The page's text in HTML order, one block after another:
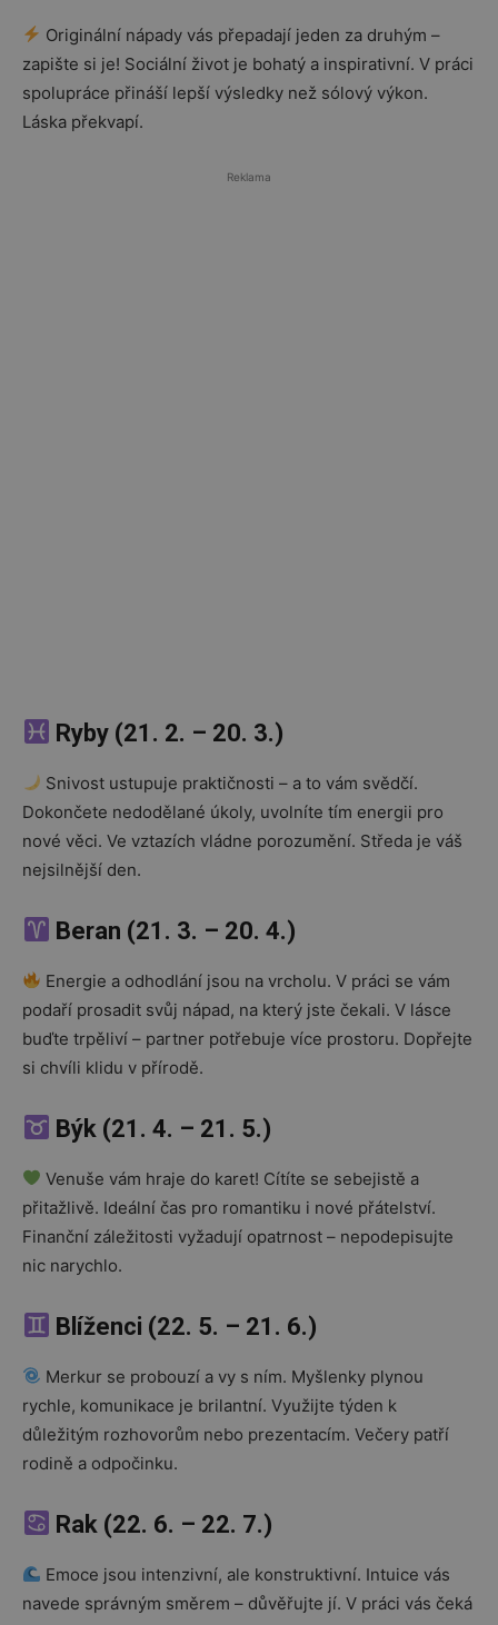
Originální nápady vás přepadají jeden za druhým –
zapište si je! Sociální život je bohatý a inspirativní. V práci
spolupráce přináší lepší výsledky než sólový výkon.
Láska překvapí.
Reklama
Ryby (21. 2. – 20. 3.)
Snivost ustupuje praktičnosti – a to vám svědčí.
Dokončete nedodělané úkoly, uvolníte tím energii pro
nové věci. Ve vztazích vládne porozumění. Středa je váš
nejsilnější den.
Beran (21. 3. – 20. 4.)
Energie a odhodlání jsou na vrcholu. V práci se vám
podaří prosadit svůj nápad, na který jste čekali. V lásce
buďte trpěliví – partner potřebuje více prostoru. Dopřejte
si chvíli klidu v přírodě.
Býk (21. 4. – 21. 5.)
Venuše vám hraje do karet! Cítíte se sebejistě a
přitažlivě. Ideální čas pro romantiku i nové přátelství.
Finanční záležitosti vyžadují opatrnost – nepodepisujte
nic narychlo.
Blíženci (22. 5. – 21. 6.)
Merkur se probouzí a vy s ním. Myšlenky plynou
rychle, komunikace je brilantní. Využijte týden k
důležitým rozhovorům nebo prezentacím. Večery patří
rodině a odpočinku.
Rak (22. 6. – 22. 7.)
Emoce jsou intenzivní, ale konstruktivní. Intuice vás
navede správným směrem – důvěřujte jí. V práci vás čeká